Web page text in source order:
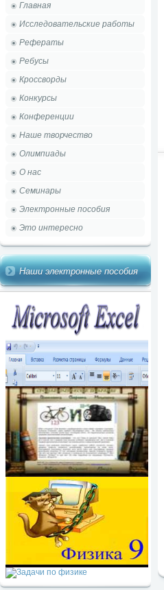
Главная
Исследовательские работы
Рефераты
Ребусы
Кроссворды
Конкурсы
Конференции
Наше творчество
Олимпиады
О нас
Семинары
Электронные пособия
Это интересно
Наши электронные пособия